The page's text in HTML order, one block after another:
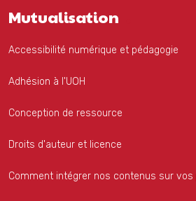
Mutualisation
Accessibilité numérique et pédagogie
Adhésion à l'UOH
Conception de ressource
Droits d'auteur et licence
Comment intégrer nos contenus sur